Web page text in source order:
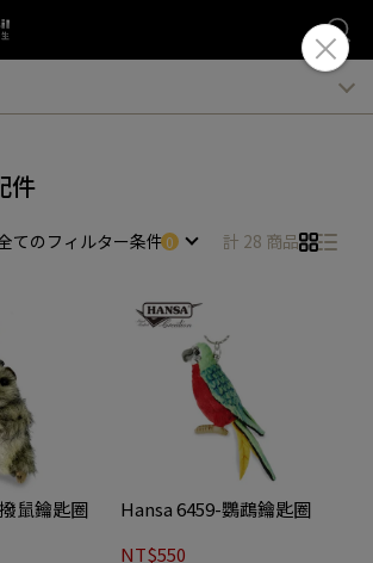
件
てのフィルター条件 計 28 商品
鼠鑰匙圈
Hansa 6459-鸚鵡鑰匙圈
NT$550